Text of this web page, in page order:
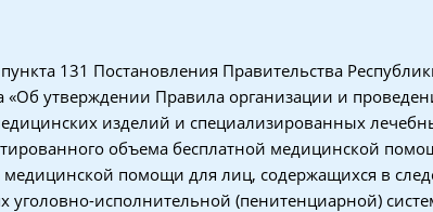
131 Постановления Правительства
утверждении Правила организации и
изделий и специализированных
объема бесплатной медицинской
помощи для лиц, содержащихся в
уголовно-исполнительной (пенитенциарной)